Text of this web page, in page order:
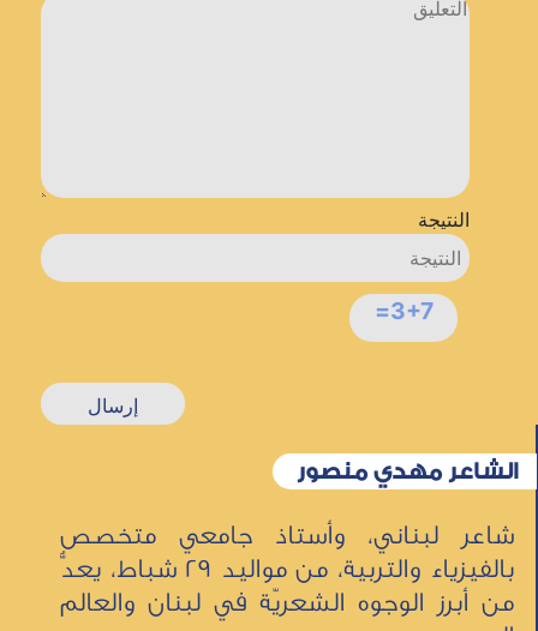
النتيجة
3+7=
الشاعر مهدي منصور
شاعر لبناني، وأستاذ جامعي متخصص
بالفيزياء والتربية، من مواليد 29 شباط، يعدُّ
من أبرز الوجوه الشعريّة في لبنان والعالم